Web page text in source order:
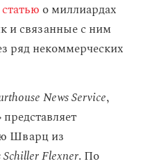
статью о миллиардах
и связанные с ним
ряд некоммерческих
News Service,
Шварц из
Schiller Flexner. По